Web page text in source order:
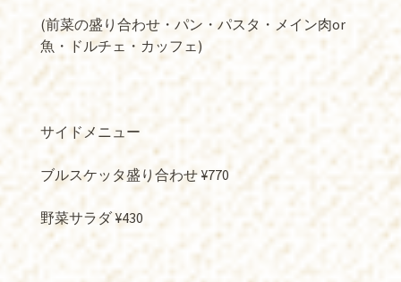
(前菜の盛り合わせ・パン・パスタ・メイン肉or
魚・ドルチェ・カッフェ)
サイドメニュー
ブルスケッタ盛り合わせ ¥770
野菜サラダ ¥430